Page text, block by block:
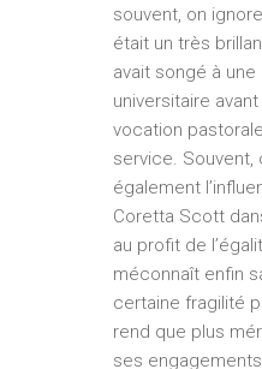
souvent, on
était un très
avait songé à une
universitaire
vocation
service. Souvent,
également
Coretta Scott
au profit de
méconnaît enfin
certaine fragilité
rend que plus
ses